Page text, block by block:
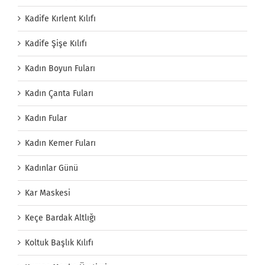
Kadife Kırlent Kılıfı
Kadife Şişe Kılıfı
Kadın Boyun Fuları
Kadın Çanta Fuları
Kadın Fular
Kadın Kemer Fuları
Kadınlar Günü
Kar Maskesi
Keçe Bardak Altlığı
Koltuk Başlık Kılıfı